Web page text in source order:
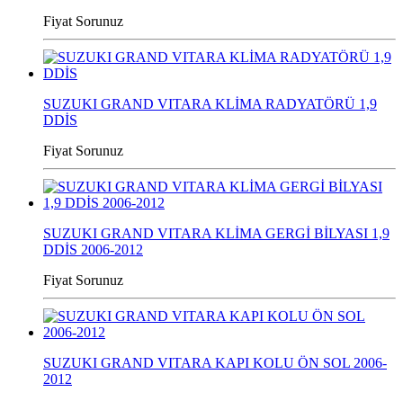
Fiyat Sorunuz
SUZUKI GRAND VITARA KLİMA RADYATÖRÜ 1,9
DDİS
Fiyat Sorunuz
SUZUKI GRAND VITARA KLİMA GERGİ BİLYASI 1,9
DDİS 2006-2012
Fiyat Sorunuz
SUZUKI GRAND VITARA KAPI KOLU ÖN SOL 2006-
2012